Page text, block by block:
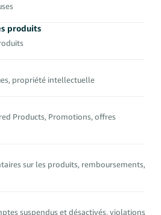
produits
propriété intellectuelle
Products, Promotions, offres
sur les produits, remboursements,
suspendus et désactivés, violations